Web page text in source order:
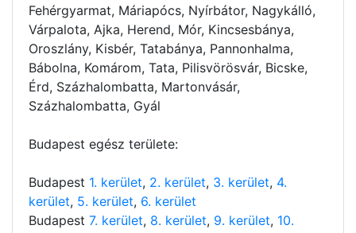
Fehérgyarmat, Máriapócs, Nyírbátor, Nagykálló,
Várpalota, Ajka, Herend, Mór, Kincsesbánya,
Oroszlány, Kisbér, Tatabánya, Pannonhalma,
Bábolna, Komárom, Tata, Pilisvörösvár, Bicske,
Érd, Százhalombatta, Martonvásár,
Százhalombatta, Gyál
Budapest egész területe:
Budapest 1. kerület, 2. kerület, 3. kerület, 4.
kerület, 5. kerület, 6. kerület
Budapest 7. kerület, 8. kerület, 9. kerület, 10.